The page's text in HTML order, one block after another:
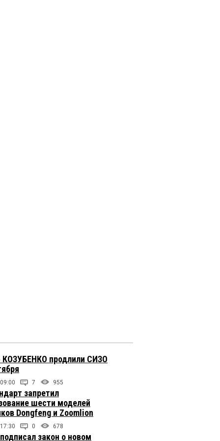
КОЗУБЕНКО продлили СИЗО
7 955
запретил
шести моделей
Dongfeng и Zoomlion
0 678
закон о новом